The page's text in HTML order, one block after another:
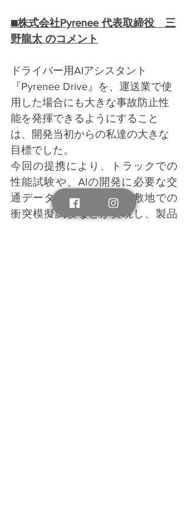
■株式会社Pyrenee 代表取締役　三
野龍太 のコメント
ドライバー用AIアシスタント
『Pyrenee Drive』を、運送業で使
用した場合にも大きな事故防止性
能を発揮できるようにすること
は、開発当初からの私達の大きな
目標でした。
今回の提携により、トラックでの
性能試験や、AIの開発に必要な交
通データの収集、教習所敷地での
衝突模擬試験などが実現し、製品